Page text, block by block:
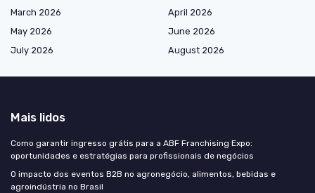
March 2026
April 2026
May 2026
June 2026
July 2026
August 2026
Mais lidos
Como garantir ingresso grátis para a ABF Franchising Expo:
oportunidades e estratégias para profissionais de negócios
O impacto dos eventos B2B no agronegócio, alimentos, bebidas e
agroindústria no Brasil